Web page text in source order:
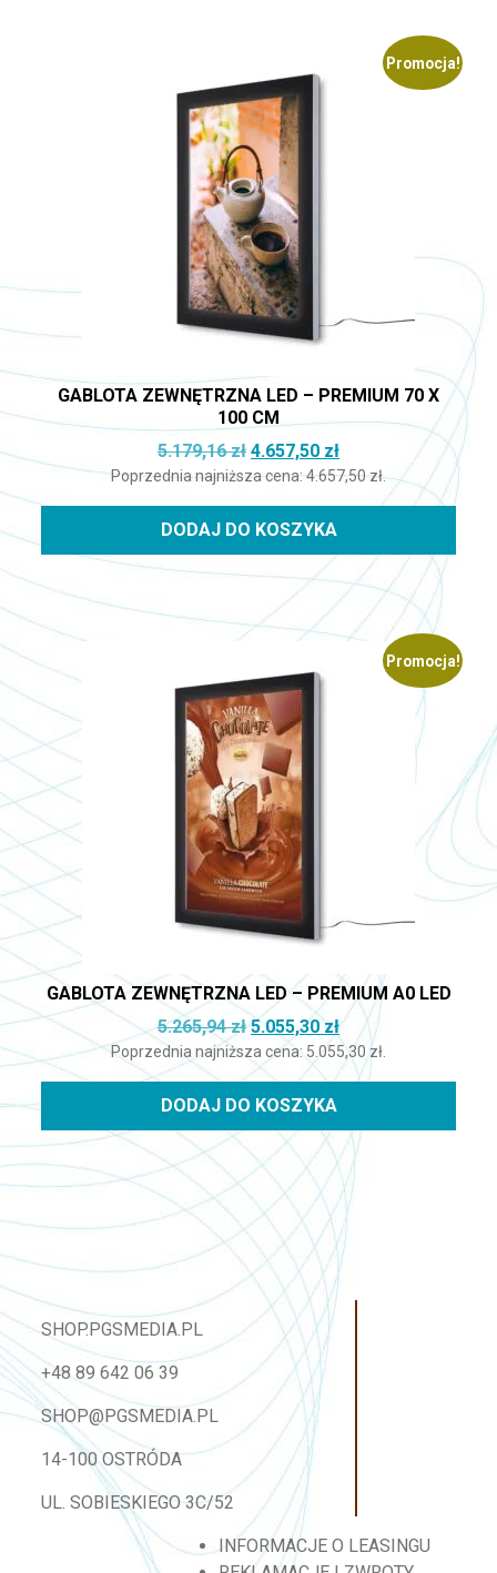
Promocja!
GABLOTA ZEWNĘTRZNA LED – PREMIUM 70 X
100 CM
5.179,16zł Pierwotna cena wynosiła:
4.657,50 złAktualna cena
Poprzednia najniższa cena:4.657,50 zł
DODAJ DO KOSZYKA
Promocja!
GABLOTA ZEWNĘTRZNA LED – PREMIUM A0 LED
5.265,94zł Pierwotna cena wynosiła:
5.055,30 złAktualna cena
Poprzednia najniższa cena: 5.055,30 zł
DODAJ DO KOSZYKA
SHOP.PGSMEDIA.PL
+48 89 642 06 39
SHOP@PGSMEDIA.PL
14-100 OSTRÓDA
UL. SOBIESKIEGO 3C/52
INFORMACJE O LEASINGU